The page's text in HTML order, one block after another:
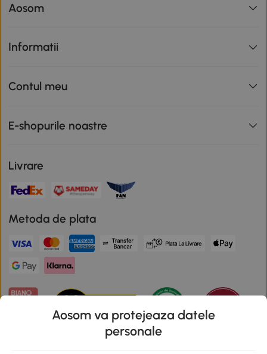
Aosom
Informatii
Contul meu
E-shopurile noastre
Livrare
Metoda de plata
Aosom va protejeaza datele
personale